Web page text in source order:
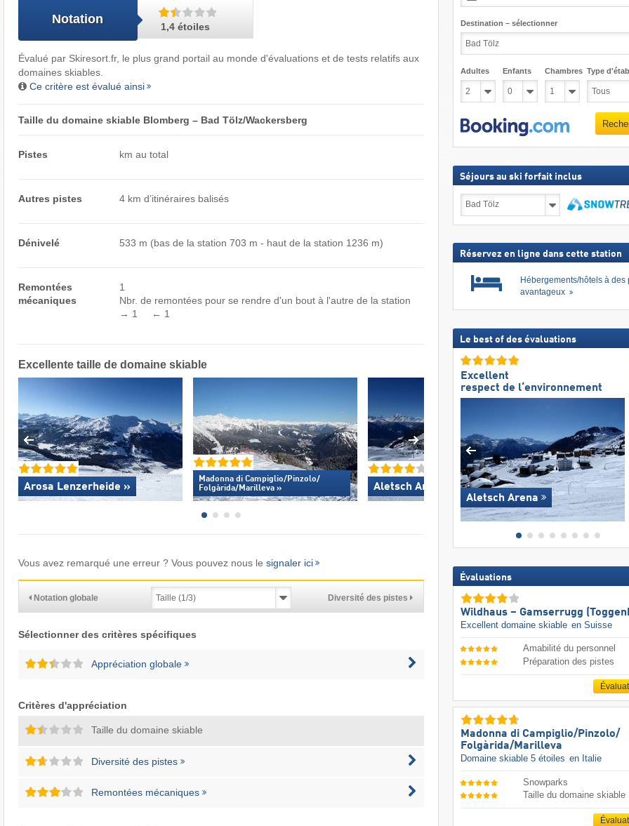
Notation
1,4 étoiles
Évalué par Skiresort.fr, le plus grand portail au monde d'évaluations et de tests relatifs aux
domaines skiables.
Ce critère est évalué ainsi
Taille du domaine skiable Blomberg – Bad Tölz/​Wackersberg
Pistes km au total
Autres pistes 4 km d’itinéraires balisés
Dénivelé 533 m (bas de la station 703 m - haut de la station 1236 m)
Remontées
mécaniques
1
Nbr. de remontées pour se rendre d'un bout à l'autre de la station
→ 1 ← 1
Excellente taille de domaine skiable
Arosa Lenzerheide »
Madonna di Campiglio/​Pinzolo/​
Folgàrida/​Marilleva »
Aletsch Arena » Big Sky Resort »
Vous avez remarqué une erreur ? Vous pouvez nous le signaler ici
Notation globale Diversité des pistes
Sélectionner des critères spécifiques
Appréciation globale
Critères d'appréciation
Taille du domaine skiable
Diversité des pistes
Remontées mécaniques
Destination – sélectionner
Adultes Enfants Chambres Type
Séjours au ski forfait inclus
au
Réservez en ligne dans cette station
Hébergements/hôtels à des
avantageux
Le best of des évaluations
Excellent
respect de l‘environnement
Aletsch Arena
Évaluations
Wildhaus – Gamserrugg
Excellent domaine skiable en Suisse
Amabilité du personnel
Préparation des pistes
Madonna di Campiglio/​Pinzolo/​
Folgàrida/​Marilleva
Domaine skiable 5 étoiles en Italie
Snowparks
Taille du domaine skiable